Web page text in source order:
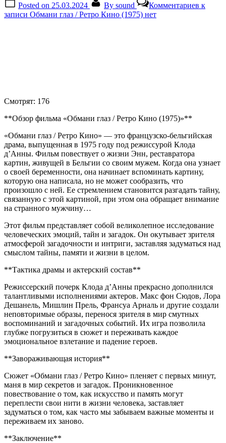
Posted on 25.03.2024 By sound Комментариев к
записи Обмани глаз / Ретро Кино (1975) нет
Смотрят: 176
**Обзор фильма «Обмани глаз / Ретро Кино (1975)»**
«Обмани глаз / Ретро Кино» — это французско-бельгийская
драма, выпущенная в 1975 году под режиссурой Клода
д’Анны. Фильм повествует о жизни Энн, реставратора
картин, живущей в Бельгии со своим мужем. Когда она узнает
о своей беременности, она начинает вспоминать картину,
которую она написала, но не может сообразить, что
произошло с ней. Ее стремлением становится разгадать тайну,
связанную с этой картиной, при этом она обращает внимание
на странного мужчину…
Этот фильм представляет собой великолепное исследование
человеческих эмоций, тайн и загадок. Он окутывает зрителя
атмосферой загадочности и интриги, заставляя задуматься над
смыслом тайны, памяти и жизни в целом.
**Тактика драмы и актерский состав**
Режиссерский почерк Клода д’Анны прекрасно дополнился
талантливыми исполнениями актеров. Макс фон Сюдов, Лора
Дешанель, Мишлин Прель, Франсуа Арналь и другие создали
неповторимые образы, перенося зрителя в мир смутных
воспоминаний и загадочных событий. Их игра позволила
глубже погрузиться в сюжет и переживать каждое
эмоциональное взлетание и падение героев.
**Завораживающая история**
Сюжет «Обмани глаз / Ретро Кино» пленяет с первых минут,
маня в мир секретов и загадок. Проникновенное
повествование о том, как искусство и память могут
переплести свои нити в жизни человека, заставляет
задуматься о том, как часто мы забываем важные моменты и
переживаем их заново.
**Заключение**